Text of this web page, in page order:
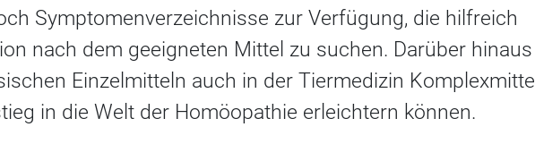
Symptomenverzeichnisse zur Verfügung, die hilfreich
nach dem geeigneten Mittel zu suchen. Darüber hinaus
Einzelmitteln auch in der Tiermedizin Komplexmittel
in die Welt der Homöopathie erleichtern können.